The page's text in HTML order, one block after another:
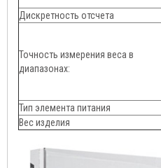
Дискретность отсчета
Точность измерения веса в
диапазонах:
Тип элемента питания
Вес изделия